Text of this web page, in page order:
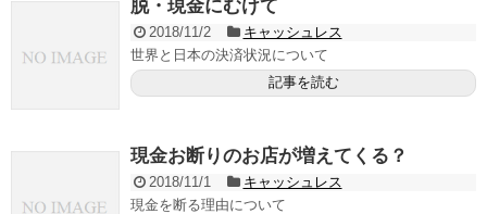
脱・現金にむけて
2018/11/2
キャッシュレス
世界と日本の決済状況について
記事を読む
現金お断りのお店が増えてくる？
2018/11/1
キャッシュレス
現金を断る理由について